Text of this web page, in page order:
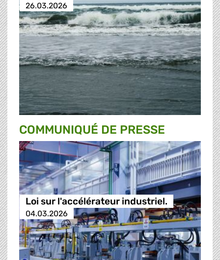
26.03.2026
COMMUNIQUÉ DE PRESSE
Loi sur l'accélérateur industriel.
04.03.2026